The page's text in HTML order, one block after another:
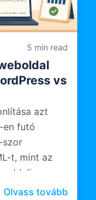
5 min read
vs
azt
en futó
szor
t, mint az
volt.
Olvass tovább: